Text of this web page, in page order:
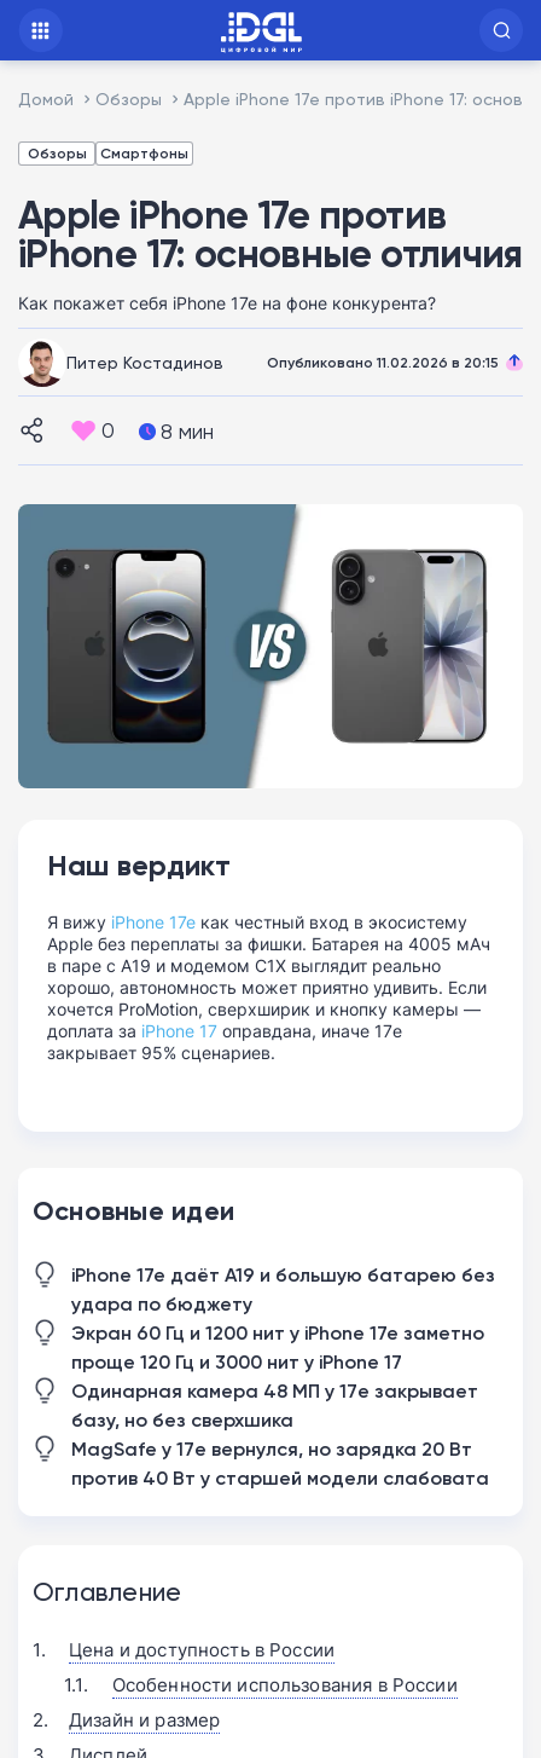
Домой Обзоры Apple iPhone 17e против iPhone 17:
Обзоры Смартфоны
Apple iPhone 17e против
iPhone 17: основные отличия
Как покажет себя iPhone 17e на фоне конкурента?
Питер Костадинов Опубликовано 11.02.2026 в 20:15
0 8 мин
Наш вердикт
Я вижу iPhone 17e как честный вход в экосистему
Apple без переплаты за фишки. Батарея на 4005 мАч
в паре с A19 и модемом C1X выглядит реально
хорошо, автономность может приятно удивить. Если
хочется ProMotion, сверхширик и кнопку камеры —
доплата за iPhone 17 оправдана, иначе 17e
закрывает 95% сценариев.
Основные идеи
iPhone 17e даёт A19 и большую батарею без
удара по бюджету
Экран 60 Гц и 1200 нит у iPhone 17e заметно
проще 120 Гц и 3000 нит у iPhone 17
Одинарная камера 48 МП у 17e закрывает
базу, но без сверхшика
MagSafe у 17e вернулся, но зарядка 20 Вт
против 40 Вт у старшей модели слабовата
Оглавление
Цена и доступность в России
Особенности использования в России
Дизайн и размер